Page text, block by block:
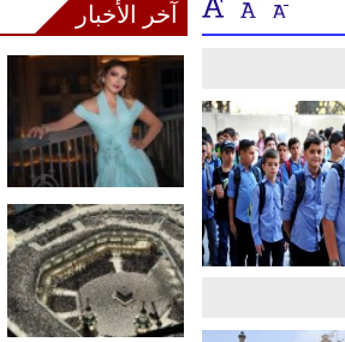
آخر الأخبار